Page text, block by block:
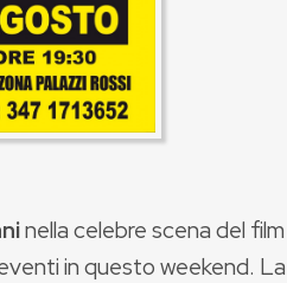
nella celebre scena del film
in questo weekend. La